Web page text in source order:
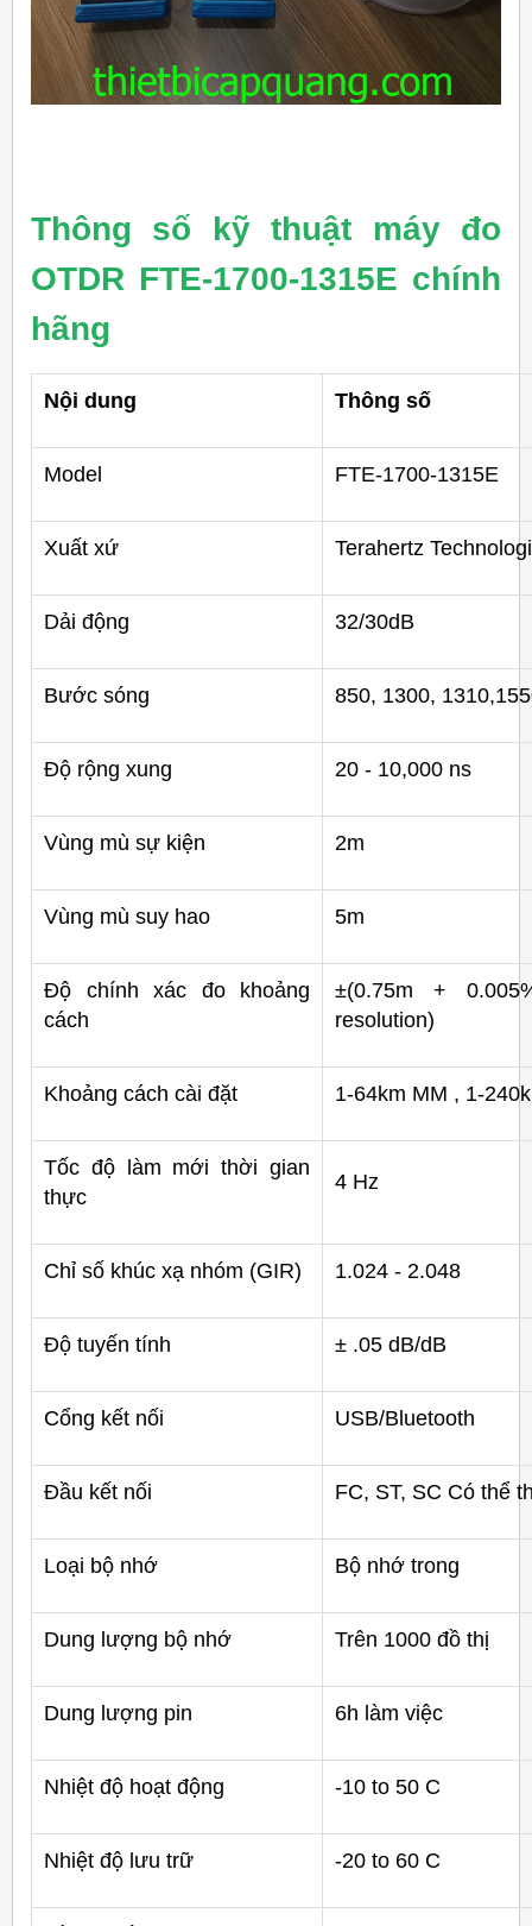
Thông số kỹ thuật máy đo
OTDR FTE-1700-1315E chính
hãng
Nội dung Thông số
Model FTE-1700-1315E
Xuất xứ Terahertz
Dải động 32/30dB
Bước sóng 850, 1300,
Độ rộng xung 20 - 10,000 ns
Vùng mù sự kiện 2m
Vùng mù suy hao 5m
Độ chính xác đo khoảng
cách
±(0.75m +
resolution)
Khoảng cách cài đặt 1-64km MM , 1-
Tốc độ làm mới thời gian
thực
4 Hz
Chỉ số khúc xạ nhóm (GIR) 1.024 - 2.048
Độ tuyến tính ± .05 dB/dB
Cổng kết nối USB/Bluetooth
Đầu kết nối FC, ST, SC Có thể
Loại bộ nhớ Bộ nhớ trong
Dung lượng bộ nhớ Trên 1000 đồ thị
Dung lượng pin 6h làm việc
Nhiệt độ hoạt động -10 to 50 C
Nhiệt độ lưu trữ -20 to 60 C